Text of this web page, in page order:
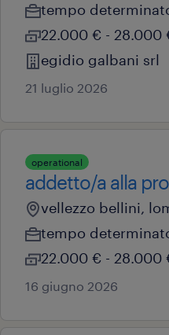
tempo
22.000 € - 28.000
egidio galbani srl
21 luglio 2026
operational
addetto/a alla
vellezzo bellini,
tempo
22.000 € - 28.000
16 giugno 2026